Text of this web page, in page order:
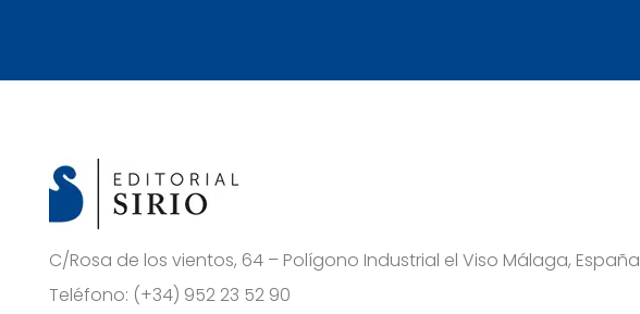
C/Rosa de los vientos, 64 – Polígono Industrial el Viso Málaga, España
Teléfono: (+34) 952 23 52 90